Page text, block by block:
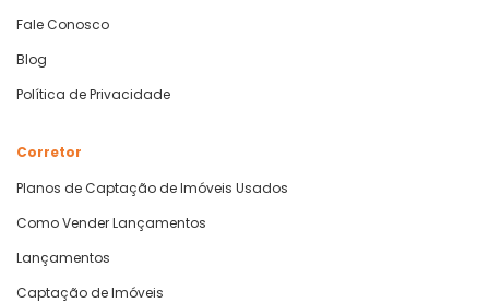
Fale Conosco
Blog
Política de Privacidade
Corretor
Planos de Captação de Imóveis Usados
Como Vender Lançamentos
Lançamentos
Captação de Imóveis